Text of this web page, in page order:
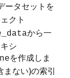
ータセットを
クト
から一
シ
を作成しま
ない)の索引